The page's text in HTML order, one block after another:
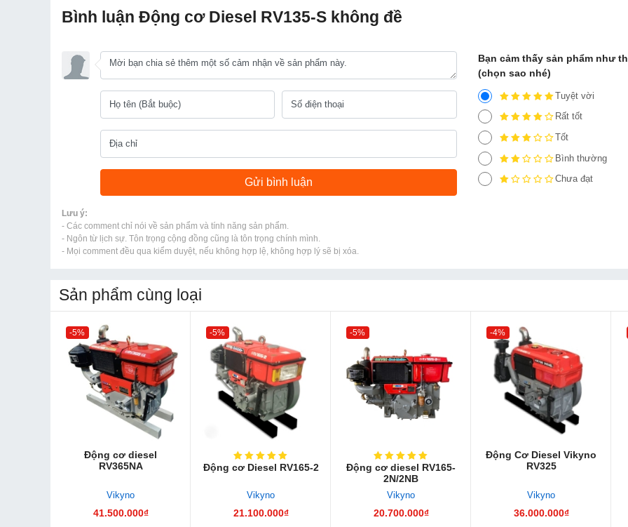
Bình luận Động cơ Diesel RV135-S không đề
Bạn cảm thấy sản phẩm như
(chọn sao nhé)
Tuyệt vời
Rất tốt
Tốt
Bình thường
Chưa đạt
Lưu ý:
- Các comment chỉ nói về sản phẩm và tính năng sản phẩm.
- Ngôn từ lịch sự. Tôn trọng cộng đồng cũng là tôn trọng chính mình.
- Mọi comment đều qua kiểm duyệt, nếu không hợp lệ, không hợp lý sẽ bị xóa.
Sản phẩm cùng loại
-5%
Động cơ diesel
RV365NA
Vikyno
41.500.000₫
-5%
Động cơ Diesel RV165-2
Vikyno
21.100.000₫
-5%
Động cơ diesel RV165-
2N/2NB
Vikyno
20.700.000₫
-4%
Động Cơ Diesel Vikyno
RV325
Vikyno
36.000.000₫